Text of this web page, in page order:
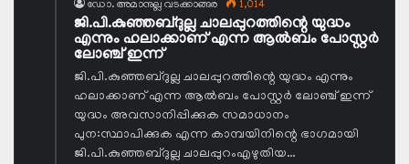
ഡോ. അമാനുല്ല വടക്കാങ്ങര 1,014
ജി.പി.കുഞ്ഞബ്ദുല്ല ചാലപ്പുറത്തിന്റെ യുദ്ധം
എന്നും ഹലാക്കാണ് എന്ന ആല്‍ബം പോസ്റ്റര്‍
ലോഞ്ച് ഇന്ന്
ജി.പി.കുഞ്ഞബ്ദുല്ല ചാലപ്പുറത്തിന്റെ യുദ്ധം എന്നും
ഹലാക്കാണ് എന്ന ആല്‍ബം പോസ്റ്റര്‍ ലോഞ്ച് ഇന്ന്
യുദ്ധം അവസാനിപ്പിക്കുക സമാധാനം
പുന:സ്ഥാപിക്കുക എന്ന കാമ്പയിനിന്റെ ഭാഗമായി
ജി.പി.കുഞ്ഞബ്ദുല്ല ചാലപ്പുറംഎഴുതിയ…